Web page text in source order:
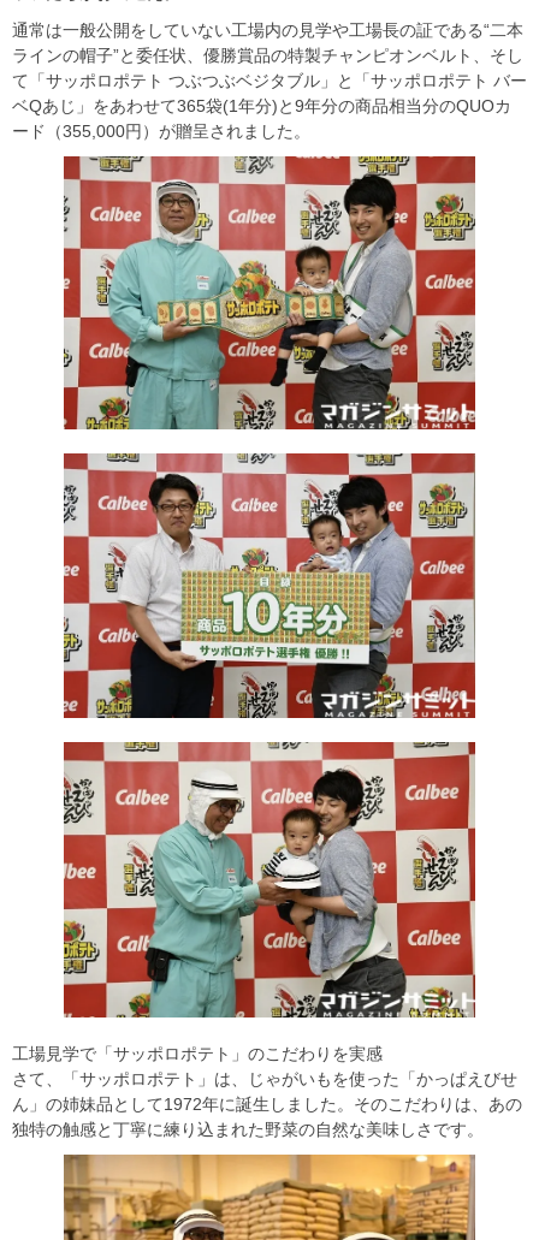
通常は一般公開をしていない工場内の見学や工場長の証である“二本
ラインの帽子”と委任状、優勝賞品の特製チャンピオンベルト、そし
て「サッポロポテト つぶつぶベジタブル」と「サッポロポテト バー
ベQあじ」をあわせて365袋(1年分)と9年分の商品相当分のQUOカ
ード（355,000円）が贈呈されました。
工場見学で「サッポロポテト」のこだわりを実感
さて、「サッポロポテト」は、じゃがいもを使った「かっぱえびせ
ん」の姉妹品として1972年に誕生しました。そのこだわりは、あの
独特の触感と丁寧に練り込まれた野菜の自然な美味しさです。